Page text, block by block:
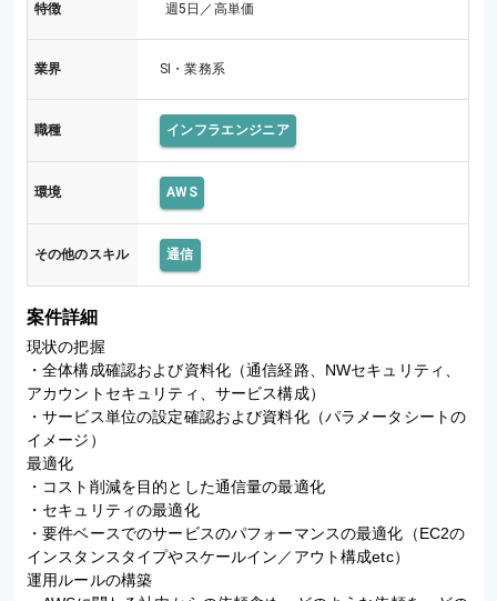
特徴 週5日／高単価
業界 SI・業務系
職種 インフラエンジニア
環境 AWS
その他のスキル 通信
案件詳細
現状の把握
・全体構成確認および資料化（通信経路、NWセキュリティ、
アカウントセキュリティ、サービス構成）
・サービス単位の設定確認および資料化（パラメータシートの
イメージ）
最適化
・コスト削減を目的とした通信量の最適化
・セキュリティの最適化
・要件ベースでのサービスのパフォーマンスの最適化（EC2の
インスタンスタイプやスケールイン／アウト構成etc）
運用ルールの構築